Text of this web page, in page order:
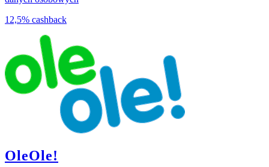
12,5% cashback
OleOle!